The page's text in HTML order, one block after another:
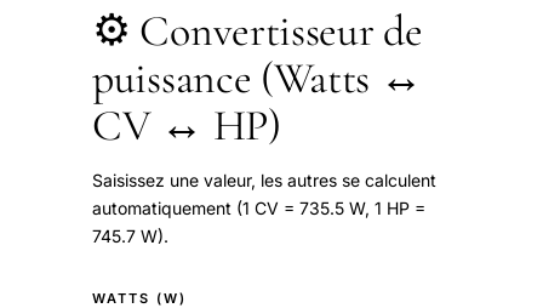
⚙️ Convertisseur de
puissance (Watts ↔
CV ↔ HP)
Saisissez une valeur, les autres se calculent
automatiquement (1 CV = 735.5 W, 1 HP =
745.7 W).
WATTS (W)